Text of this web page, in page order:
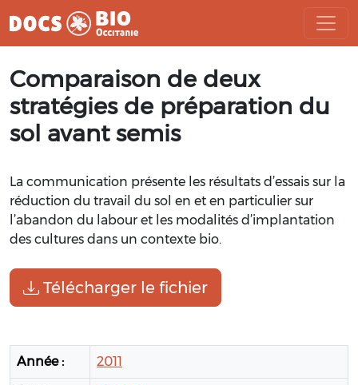
auComparaison de deux
stratégies de préparation du
sol avant semis
La communication présente les résultats d’essais sur la
réduction du travail du sol en et en particulier sur
l’abandon du labour et les modalités d’implantation
des cultures dans un contexte bio.
Télécharger le fichier
Année : 2011